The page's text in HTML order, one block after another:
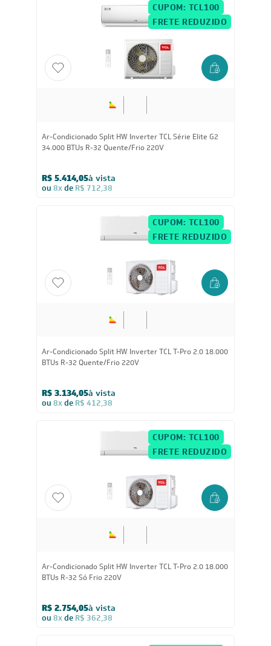
CUPOM: TCL100
FRETE REDUZIDO
Ar-Condicionado Split HW Inverter TCL Série Elite G2
34.000 BTUs R-32 Quente/Frio 220V
R$ 5.414,05à vista
ou 8xde R$ 712,38
CUPOM: TCL100
FRETE REDUZIDO
Ar-Condicionado Split HW Inverter TCL T-Pro 2.0 18.000
BTUs R-32 Quente/Frio 220V
R$ 3.134,05à vista
ou 8xde R$ 412,38
CUPOM: TCL100
FRETE REDUZIDO
Ar-Condicionado Split HW Inverter TCL T-Pro 2.0 18.000
BTUs R-32 Só Frio 220V
R$ 2.754,05à vista
ou 8xde R$ 362,38